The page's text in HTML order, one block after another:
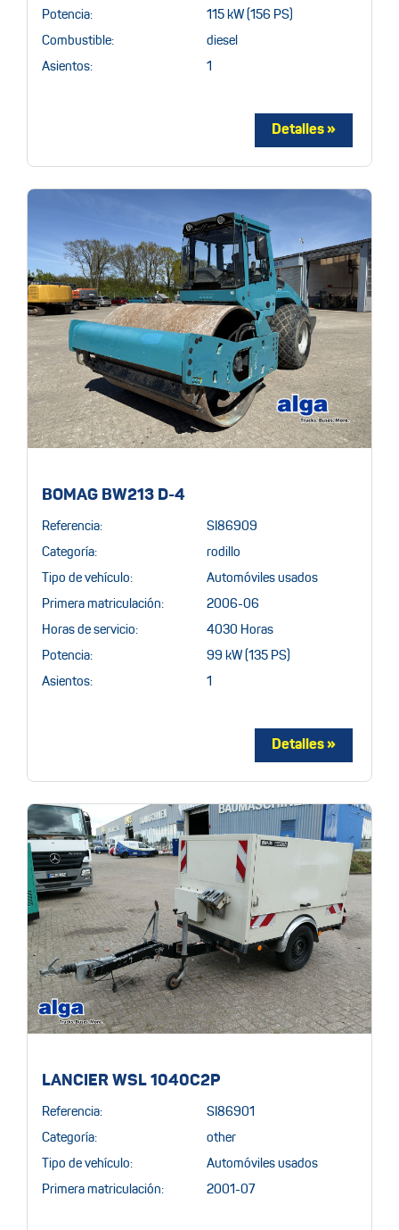
Potencia: 115 kW (156 PS)
Combustible: diesel
Asientos: 1
BOMAG BW213 D-4
Referencia: SI86909
Categoría: rodillo
Tipo de vehículo: Automóviles usados
Primera matriculación: 2006-06
Horas de servicio: 4030 Horas
Potencia: 99 kW (135 PS)
Asientos: 1
LANCIER WSL 1040C2P
Referencia: SI86901
Categoría: other
Tipo de vehículo: Automóviles usados
Primera matriculación: 2001-07